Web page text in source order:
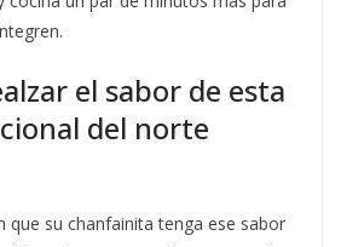
el sabor de esta
del norte
que su chanfainita tenga ese sabor